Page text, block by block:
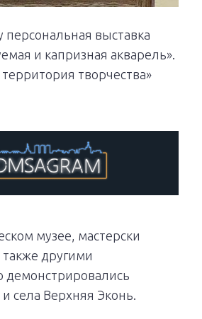
персональная выставка
и капризная акварель».
творчества»
музее, мастерски
другими
демонстрировались
села Верхняя Эконь.